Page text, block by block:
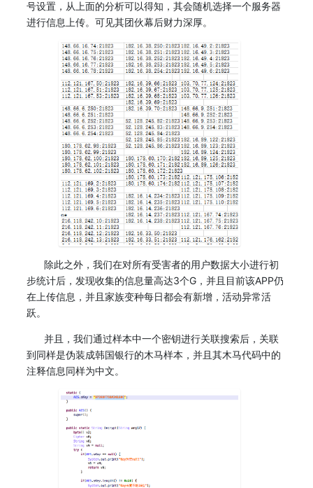
号设置，从上面的分析可以得知，其会随机选择一个服务器
进行信息上传。可见其团伙幕后财力深厚。
除此之外，我们在对所有受害者的用户数据大小进行初
步统计后，发现收集的信息量高达3个G，并且目前该APP仍
在上传信息，并且家族变种每日都会有新增，活动异常活
跃。
并且，我们通过样本中一个密钥进行关联搜索后，关联
到同样是伪装成韩国银行的木马样本，并且其木马代码中的
注释信息同样为中文。